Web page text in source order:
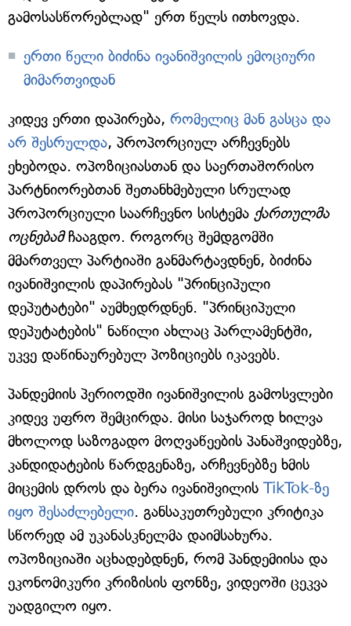
გამოსასწორებლად" ერთ წელს ითხოვდა.
ერთი წელი ბიძინა ივანიშვილის ემოციური
მიმართვიდან
კიდევ ერთი დაპირება, რომელიც მან გასცა და
არ შესრულდა, პროპორციულ არჩევნებს
ეხებოდა. ოპოზიციასთან და საერთაშორისო
პარტნიორებთან შეთანხმებული სრულად
პროპორციული საარჩევნო სისტემა ქართულმა
ოცნებამჩააგდო. როგორც შემდგომში
მმართველ პარტიაში განმარტავდნენ, ბიძინა
ივანიშვილის დაპირებას "პრინციპული
დეპუტატები" აუმხედრდნენ. "პრინციპული
დეპუტატების" ნაწილი ახლაც პარლამენტში,
უკვე დაწინაურებულ პოზიციებს იკავებს.
პანდემიის პერიოდში ივანიშვილის გამოსვლები
კიდევ უფრო შემცირდა. მისი საჯაროდ ხილვა
მხოლოდ საზოგადო მოღვაწეების პანაშვიდებზე,
კანდიდატების წარდგენაზე, არჩევნებზე ხმის
მიცემის დროს და ბერა ივანიშვილის TikTok-ზე
იყო შესაძლებელი. განსაკუთრებული კრიტიკა
სწორედ ამ უკანასკნელმა დაიმსახურა.
ოპოზიციაში აცხადებდნენ, რომ პანდემიისა და
ეკონომიკური კრიზისის ფონზე, ვიდეოში ცეკვა
უადგილო იყო.